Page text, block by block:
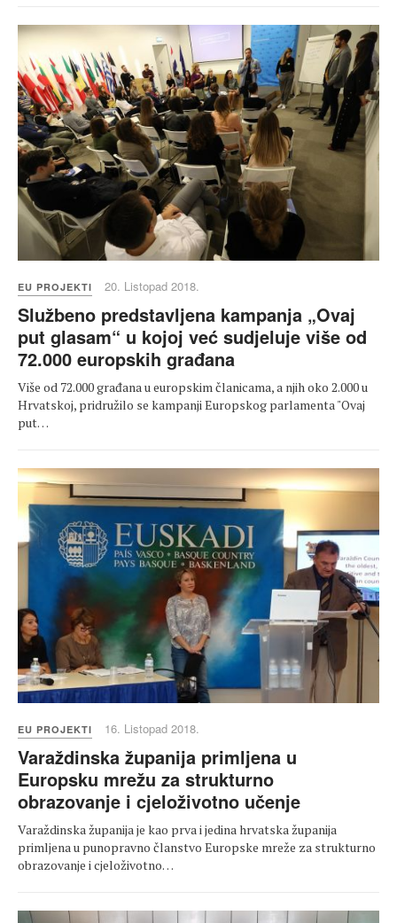
EU PROJEKTI 20. Listopad 2018.
Službeno predstavljena kampanja „Ovaj
put glasam“ u kojoj već sudjeluje više od
72.000 europskih građana
Više od 72.000 građana u europskim članicama, a njih oko 2.000 u
Hrvatskoj, pridružilo se kampanji Europskog parlamenta "Ovaj
put…
EU PROJEKTI 16. Listopad 2018.
Varaždinska županija primljena u
Europsku mrežu za strukturno
obrazovanje i cjeloživotno učenje
Varaždinska županija je kao prva i jedina hrvatska županija
primljena u punopravno članstvo Europske mreže za strukturno
obrazovanje i cjeloživotno…